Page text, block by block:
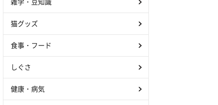
猫グッズ
食事・フード
しぐさ
健康・病気